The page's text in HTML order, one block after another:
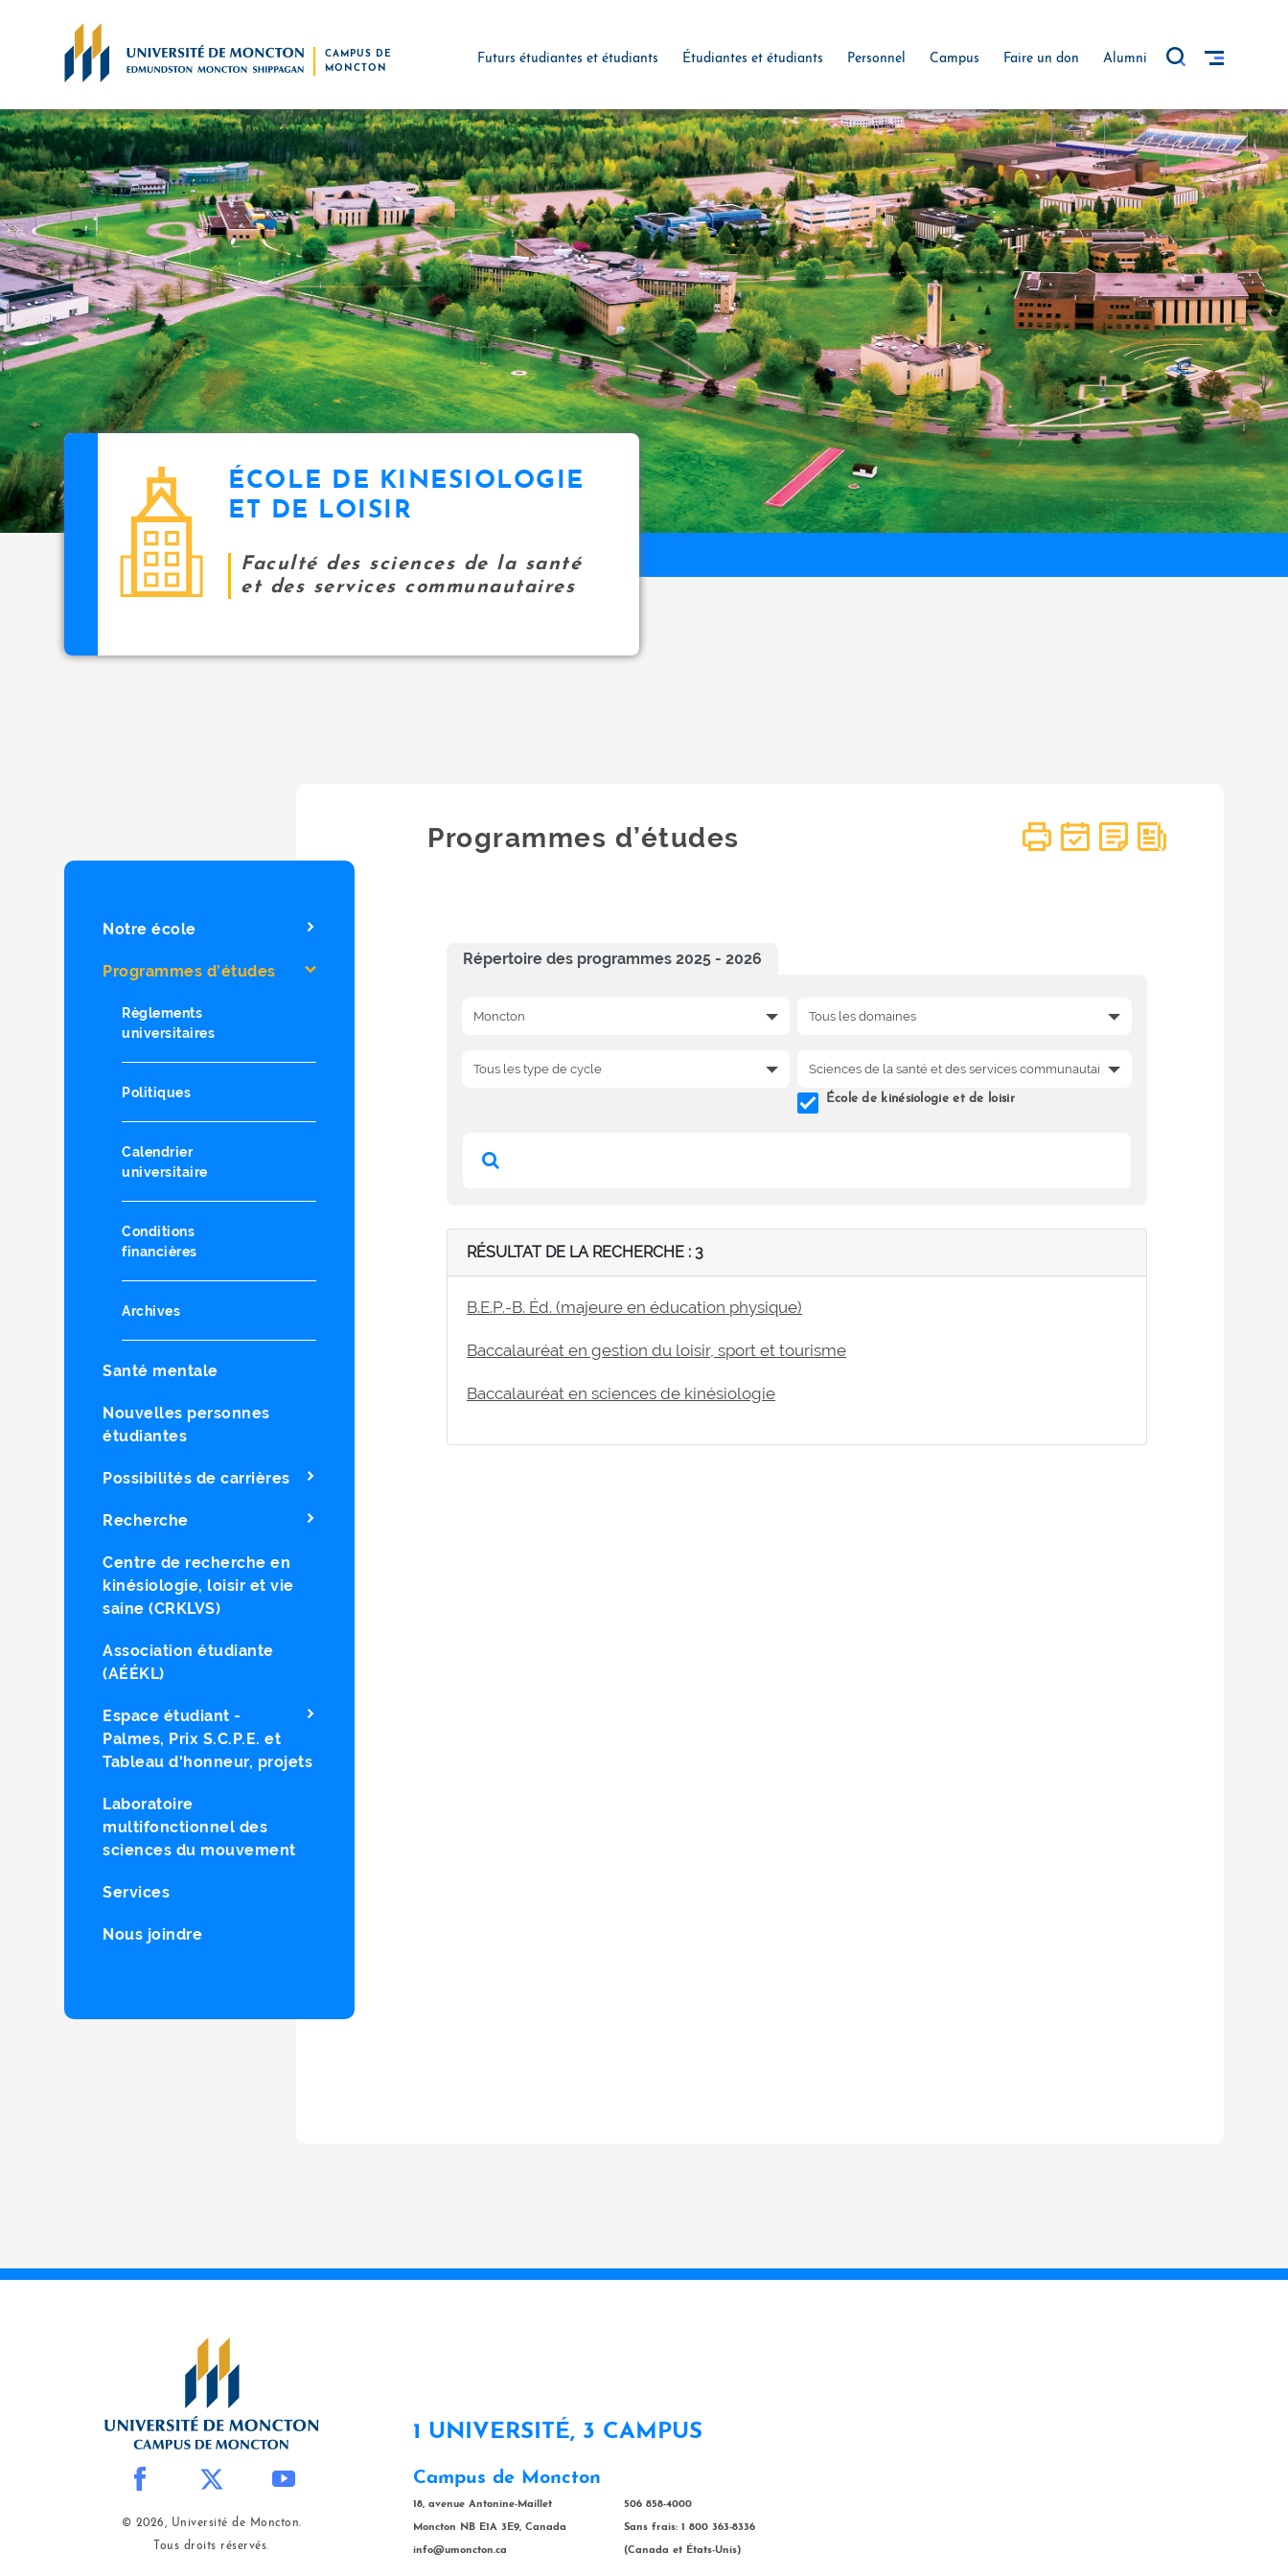
CAMPUS DE
MONCTON
Futurs étudiantes et étudiants Étudiantes et étudiants Personnel Campus Faire un don Alumni
ÉCOLE DE KINESIOLOGIE
ET DE LOISIR
Faculté des sciences de la santé
et des services communautaires
Notre école
Programmes d’études
Règlements
universitaires
Politiques
Calendrier
universitaire
Conditions
financières
Archives
Santé mentale
Nouvelles personnes
étudiantes
Possibilités de carrières
Recherche
Centre de recherche en
kinésiologie, loisir et vie
saine (CRKLVS)
Association étudiante
(AÉÉKL)
Espace étudiant -
Palmes, Prix S.C.P.E. et
Tableau d'honneur, projets
Laboratoire
multifonctionnel des
sciences du mouvement
Services
Nous joindre
Programmes d’études
Répertoire des programmes 2025 - 2026
École de kinésiologie et de loisir
RÉSULTAT DE LA RECHERCHE : 3
B.E.P.-B. Éd. (majeure en éducation physique)
Baccalauréat en gestion du loisir, sport et tourisme
Baccalauréat en sciences de kinésiologie
© 2026, Université de Moncton.
Tous droits réservés.
1 UNIVERSITÉ, 3 CAMPUS
Campus de Moncton
18, avenue Antonine-Maillet
Moncton NB E1A 3E9, Canada
info@umoncton.ca
506 858-4000
Sans frais: 1 800 363-8336
(Canada et États-Unis)